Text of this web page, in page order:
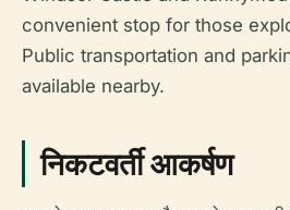
convenient stop for those
Public transportation and
available nearby.
निकटवर्ती आकर्षण